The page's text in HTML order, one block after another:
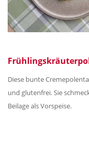
Diese bunte
und glutenfrei. Sie
Beilage als Vorspeise.